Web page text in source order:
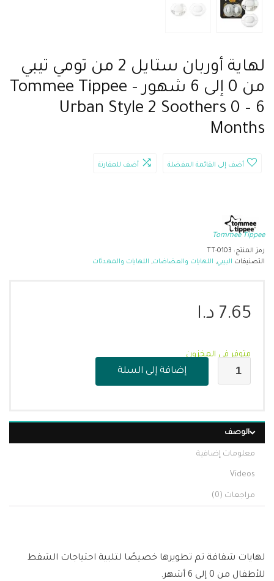
لهاية أوربان ستايل 2 من تومي تيبي
من 0 إلى 6 شهور – Tommee Tippee
Urban Style 2 Soothers 0 – 6
Months
أضف إلى القائمة المفضلة أضف للمقارنة
Tommee Tippee
رمز المنتج: TT-0103
التصنيفات البيبي, اللهايات والعضاضات, اللهايات والمهدئات
7.65 د.ا
متوفر في المخزون
إضافة إلى السلة
الوصف
معلومات إضافية
Videos
مراجعات (0)
لهايات شفافة تم تطويرها خصيصًا لتلبية احتياجات الشفط
للأطفال من 0 إلى 6 أشهر.